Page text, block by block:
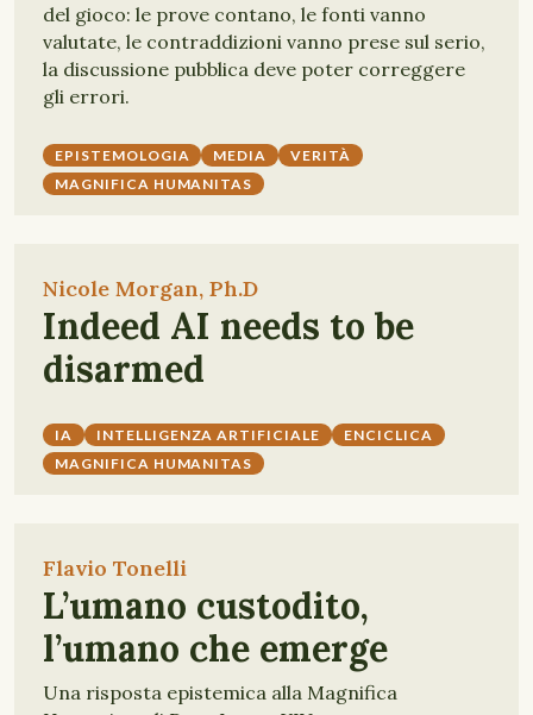
del gioco: le prove contano, le fonti vanno
valutate, le contraddizioni vanno prese sul serio,
la discussione pubblica deve poter correggere
gli errori.
EPISTEMOLOGIA MEDIA
VERITÀ
MAGNIFICA HUMANITAS
Nicole Morgan, Ph.D
Indeed AI needs to be
disarmed
IA INTELLIGENZA ARTIFICIALE
ENCICLICA
MAGNIFICA HUMANITAS
Flavio Tonelli
L’umano custodito,
l’umano che emerge
Una risposta epistemica alla Magnifica